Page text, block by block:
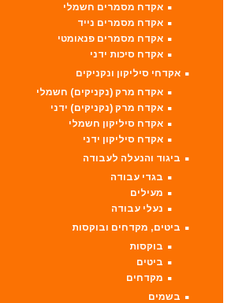
אקדח מסמרים חשמלי
אקדח מסמרים נייד
אקדח מסמרים פנאומטי
אקדח סיכות ידני
אקדחי סיליקון ונקניקים
אקדח מרק (נקניקים) חשמלי
אקדח מרק (נקניקים) ידני
אקדח סיליקון חשמלי
אקדח סיליקון ידני
ביגוד והנעלה לעבודה
בגדי עבודה
מעילים
נעלי עבודה
ביטים, מקדחים ובוקסות
בוקסות
ביטים
מקדחים
בשמים